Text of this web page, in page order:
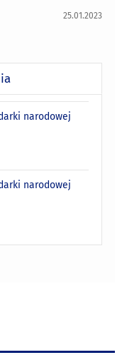
25.01.2023
narodowej
narodowej